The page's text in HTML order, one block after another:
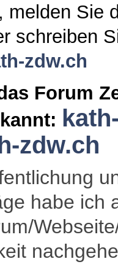
melden Sie
schreiben
zdw.ch
Forum
zdw.ch
habe ich